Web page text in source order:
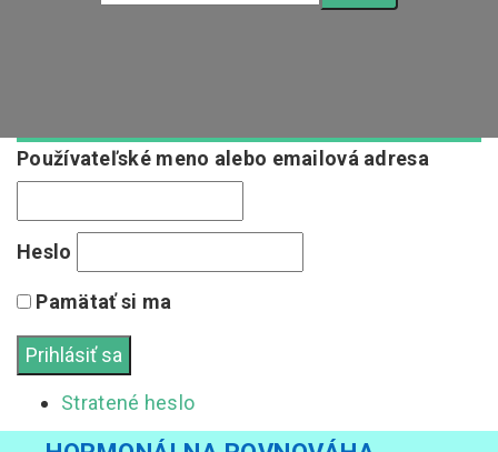
Používateľské meno alebo emailová adresa
Heslo
Pamätať si ma
Stratené heslo